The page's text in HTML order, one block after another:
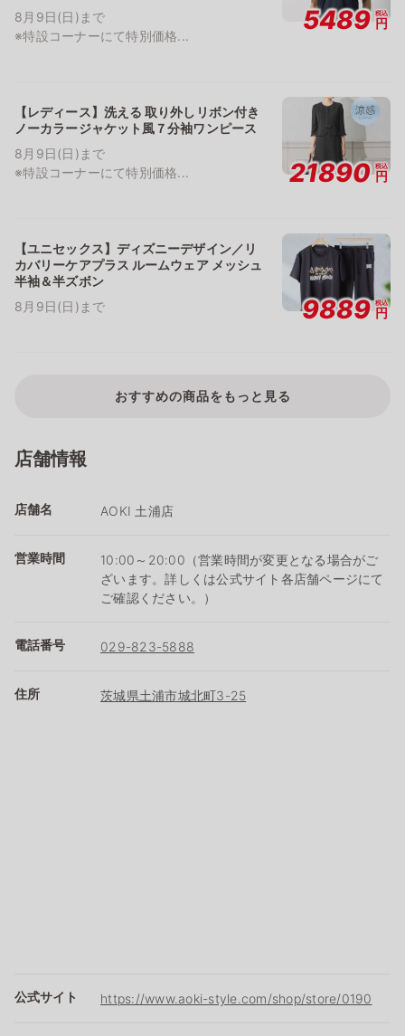
8月9日(日)まで
※特設コーナーにて特別価格...
5489 税込
円
【レディース】洗える 取り外しリボン付き
ノーカラージャケット風７分袖ワンピース
8月9日(日)まで
※特設コーナーにて特別価格...
21890 税込
円
【ユニセックス】ディズニーデザイン／リ
カバリーケアプラス ルームウェア メッシュ
半袖＆半ズボン
8月9日(日)まで
9889 税込
円
おすすめの商品をもっと見る
店舗情報
店舗名 AOKI 土浦店
営業時間
10:00～20:00（営業時間が変更となる場合がご
ざいます。詳しくは公式サイト各店舗ページにて
ご確認ください。）
電話番号 029-823-5888
住所 茨城県土浦市城北町3-25
公式サイト https://www.aoki-style.com/shop/store/0190